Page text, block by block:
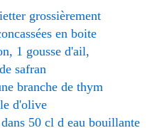
grossièrement
en boite
1 gousse d'ail,
safran
branche de thym
d'olive
50 cl d eau bouillante